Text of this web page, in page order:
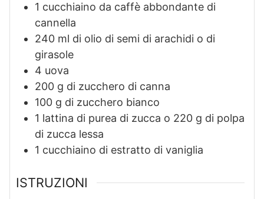
1 cucchiaino da caffè abbondante di
cannella
240 ml di olio di semi di arachidi o di
girasole
4 uova
200 g di zucchero di canna
100 g di zucchero bianco
1 lattina di purea di zucca o 220 g di polpa
di zucca lessa
1 cucchiaino di estratto di vaniglia
ISTRUZIONI